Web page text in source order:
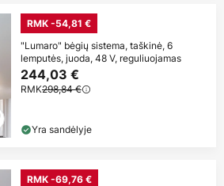
RMK -54,81 €
"Lumaro" bėgių sistema, taškinė, 6
lemputės, juoda, 48 V, reguliuojamas
244,03 €
RMK298,84 €
Yra sandėlyje
RMK -69,76 €